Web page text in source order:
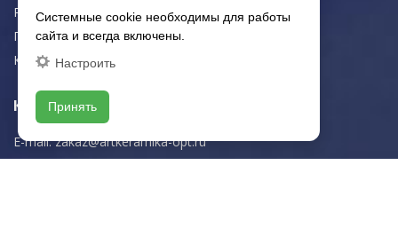
Рекомендации
Портфолио
Контакты
Контактная информация
E-mail:zakaz@artkeramika-opt.ru
Системные cookie необходимы для работы
сайта и всегда включены.
Настроить
Принять